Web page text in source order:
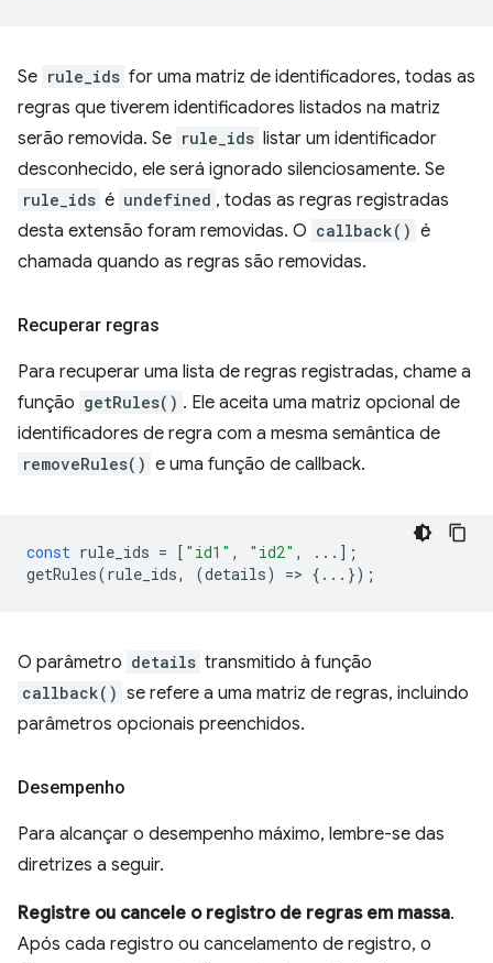
Se rule_ids for uma matriz de identificadores, todas as
regras que tiverem identificadores listados na matriz
serão removida. Se rule_ids listar um identificador
desconhecido, ele será ignorado silenciosamente. Se
rule_ids é undefined , todas as regras registradas
desta extensão foram removidas. O callback() é
chamada quando as regras são removidas.
Recuperar regras
Para recuperar uma lista de regras registradas, chame a
função getRules() . Ele aceita uma matriz opcional de
identificadores de regra com a mesma semântica de
removeRules() e uma função de callback.
const rule_ids = [ "id1" , "id2" ,
...];
getRules(rule_ids, (details) => {...});
O parâmetro details transmitido à função
callback() se refere a uma matriz de regras, incluindo
parâmetros opcionais preenchidos.
Desempenho
Para alcançar o desempenho máximo, lembre-se das
diretrizes a seguir.
Registre ou cancele o registro de regras em massa.
Após cada registro ou cancelamento de registro, o